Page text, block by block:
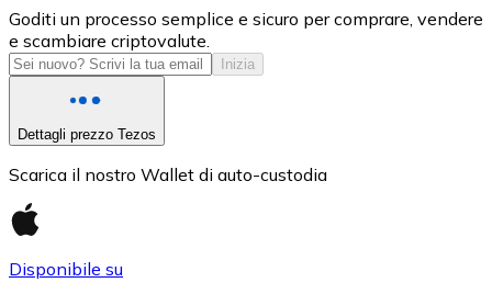
USD Coin
USDC
Goditi un processo semplice e sicuro per comprare, vendere
e scambiare criptovalute.
Inizia
Dettagli prezzo Tezos
Scarica il nostro Wallet di auto-custodia
Disponibile su